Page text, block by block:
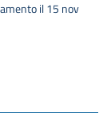
il 15 nov